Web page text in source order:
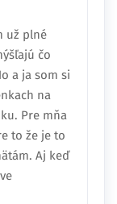
už plné
čo
a ja som si
na
Pre mňa
to že je to
Aj keď